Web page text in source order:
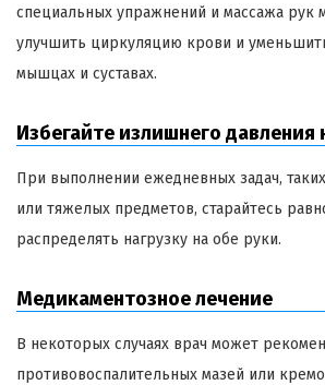
специальных упражнений и массажа рук
улучшить циркуляцию крови и
мышцах и суставах.
Избегайте излишнего давления
При выполнении ежедневных задач,
или тяжелых предметов, старайтесь
распределять нагрузку на обе руки.
Медикаментозное лечение
В некоторых случаях врач может
противовоспалительных мазей или